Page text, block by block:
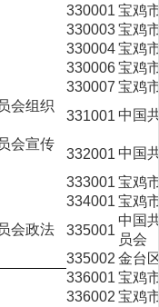
330001 宝鸡
330003宝鸡
330004宝鸡
330006宝鸡
330007 宝鸡
会组织
331001 中国
会宣传
332001 中国
333001 宝鸡
334001 宝鸡
会政法
335001
中国
员会
335002 金台
336001 宝鸡
336002 宝鸡